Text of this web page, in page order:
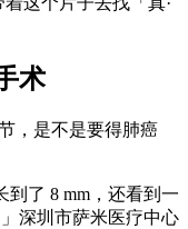
术
，是不是要得肺癌
到了 8 mm，还看到一
深圳市萨米医疗中心